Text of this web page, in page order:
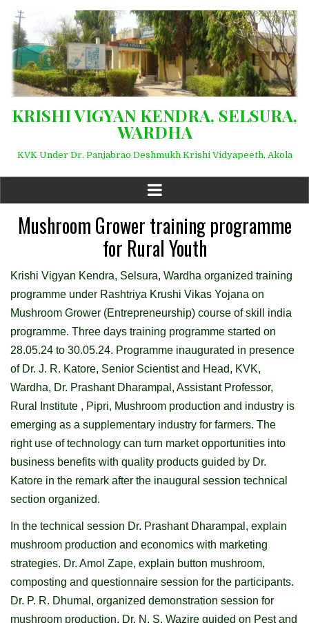
KRISHI VIGYAN KENDRA, SELSURA,
WARDHA
KVK Under Dr. Panjabrao Deshmukh Krishi Vidyapeeth, Akola
Mushroom Grower training programme
for Rural Youth
Krishi Vigyan Kendra, Selsura, Wardha organized training
programme under Rashtriya Krushi Vikas Yojana on
Mushroom Grower (Entrepreneurship) course of skill india
programme. Three days training programme started on
28.05.24 to 30.05.24. Programme inaugurated in presence
of Dr. J. R. Katore, Senior Scientist and Head, KVK,
Wardha, Dr. Prashant Dharampal, Assistant Professor,
Rural Institute , Pipri, Mushroom production and industry is
emerging as a supplementary industry for farmers. The
right use of technology can turn market opportunities into
business benefits with quality products guided by Dr.
Katore in the remark after the inaugural session technical
section organized.
In the technical session Dr. Prashant Dharampal, explain
mushroom production and economics with marketing
strategies. Dr. Amol Zape, explain button mushroom,
composting and questionnaire session for the participants.
Dr. P. R. Dhumal, organized demonstration session for
mushroom production. Dr. N. S. Wazire guided on Pest and